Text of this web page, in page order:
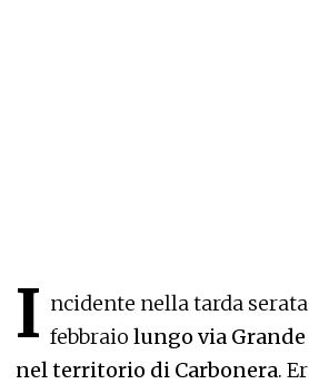
I ncidente nella tarda
febbraio lungo via
nel territorio di Carbonera.